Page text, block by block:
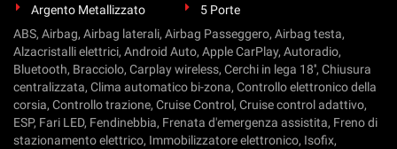
Argento Metallizzato
5 Porte
ABS, Airbag, Airbag laterali, Airbag Passeggero, Airbag testa,
Alzacristalli elettrici, Android Auto, Apple CarPlay, Autoradio,
Bluetooth, Bracciolo, Carplay wireless, Cerchi in lega 18'', Chiusura
centralizzata, Clima automatico bi-zona, Controllo elettronico della
corsia, Controllo trazione, Cruise Control, Cruise control adattivo,
ESP, Fari LED, Fendinebbia, Frenata d'emergenza assistita, Freno di
stazionamento elettrico, Immobilizzatore elettronico, Isofix,